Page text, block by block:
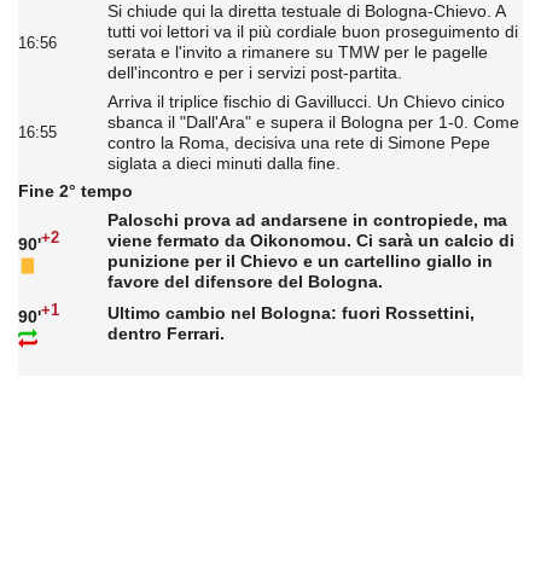
16:56
Si chiude qui la diretta testuale di Bologna-Chievo. A
tutti voi lettori va il più cordiale buon proseguimento di
serata e l'invito a rimanere su TMW per le pagelle
dell'incontro e per i servizi post-partita.
16:55
Arriva il triplice fischio di Gavillucci. Un Chievo cinico
sbanca il "Dall'Ara" e supera il Bologna per 1-0. Come
contro la Roma, decisiva una rete di Simone Pepe
siglata a dieci minuti dalla fine.
Fine 2° tempo
90'+2
Paloschi prova ad andarsene in contropiede, ma
viene fermato da Oikonomou. Ci sarà un calcio di
punizione per il Chievo e un cartellino giallo in
favore del difensore del Bologna.
90'+1
Ultimo cambio nel Bologna: fuori Rossettini,
dentro Ferrari.